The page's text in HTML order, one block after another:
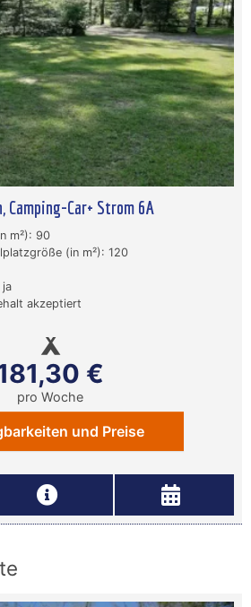
Car+ Strom 6A
m²): 90
(in m²): 120
ja
akzeptiert
€
pro Woche
und Preise